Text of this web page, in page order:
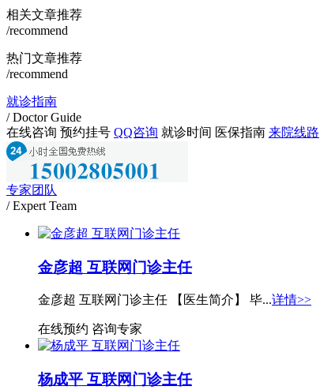
相关文章推荐
/recommend
热门文章推荐
/recommend
就诊指南
/ Doctor Guide
在线咨询 预约挂号 QQ咨询 就诊时间 医保指南 来院线路
专家团队
/ Expert Team
金彦超 互联网门诊主任
金彦超 互联网门诊主任 【医生简介】 毕...详情>>
在线预约 咨询专家
杨成平 互联网门诊主任